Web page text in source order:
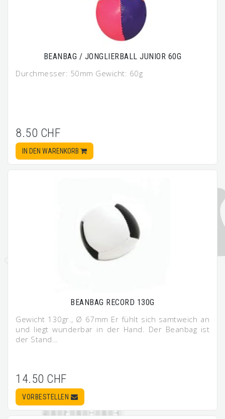
BEANBAG / JONGLIERBALL JUNIOR 60G
Durchmesser: 50mm Gewicht: 60g
8.50 CHF
IN DEN WARENKORB
BEANBAG RECORD 130G
Gewicht 130gr., Ø 67mm Er fühlt sich samtweich an
und liegt wunderbar in der Hand. Der Beanbag ist
der Stand…
14.50 CHF
VORBESTELLEN